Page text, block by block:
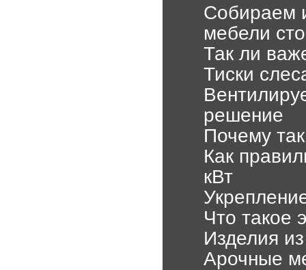
Собираем
мебели
Так ли
Тиски
решение
Почему
Как
кВт
Что такое
Изделия
Арочные